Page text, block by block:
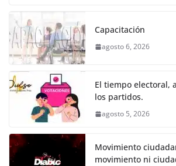
k
c
e
b
o
o
k
itt
er s
A
p
e
n
er
Capacitación
agosto 6, 2026
El tiempo electoral,
los partidos.
agosto 5, 2026
Movimiento
movimiento ni